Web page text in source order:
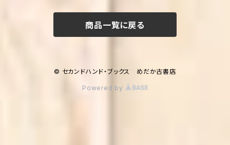
妊娠・出産・子育て
商品一覧に戻る
© セカンドハンド・ブックス めだか古書店
Powered by